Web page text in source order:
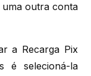
uma outra conta
a Recarga Pix
é selecioná-la